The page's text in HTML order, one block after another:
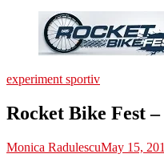
experiment sportiv
Rocket Bike Fest
Monica RadulescuMay 15,